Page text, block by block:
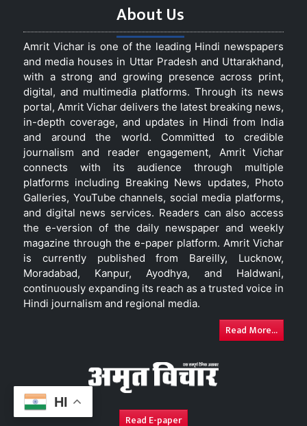
HI
About Us
Amrit Vichar is one of the leading Hindi newspapers
and media houses in Uttar Pradesh and Uttarakhand,
with a strong and growing presence across print,
digital, and multimedia platforms. Through its news
portal, Amrit Vichar delivers the latest breaking news,
in-depth coverage, and updates in Hindi from India
and around the world. Committed to credible
journalism and reader engagement, Amrit Vichar
connects with its audience through multiple
platforms including Breaking News updates, Photo
Galleries, YouTube channels, social media platforms,
and digital news services. Readers can also access
the e-version of the daily newspaper and weekly
magazine through the e-paper platform. Amrit Vichar
is currently published from Bareilly, Lucknow,
Moradabad, Kanpur, Ayodhya, and Haldwani,
continuously expanding its reach as a trusted voice in
Hindi journalism and regional media.
Read More...
Read E-paper